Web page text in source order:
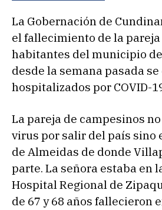
La Gobernación de
el fallecimiento de la pareja
habitantes del municipio
desde la semana pasada
hospitalizados por COVID-
La pareja de campesinos
virus por salir del país sino
de Almeidas de donde
parte. La señora estaba en
Hospital Regional de
de 67 y 68 años fallecieron